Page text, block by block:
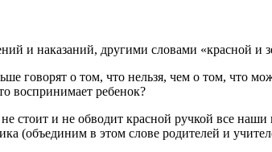
и наказаний, другими словами «красной и
говорят о том, что нельзя, чем о том, что
воспринимает ребенок?
стоит и не обводит красной ручкой все
(объединим в этом слове родителей и